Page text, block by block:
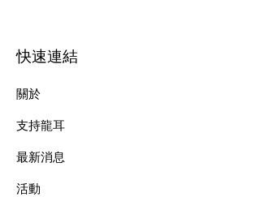
快速連結
關於
支持龍耳
最新消息
​活動